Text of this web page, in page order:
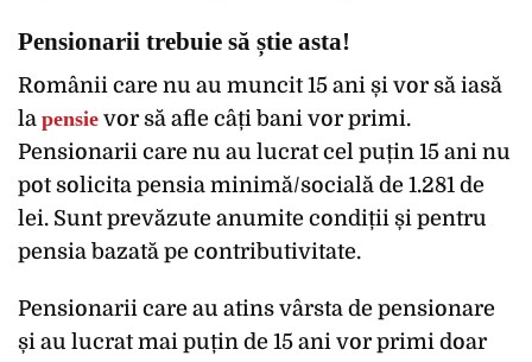
Pensionarii trebuie să știe asta!
Românii care nu au muncit 15 ani și vor să iasă
la pensie vor să afle câți bani vor primi.
Pensionarii care nu au lucrat cel puțin 15 ani nu
pot solicita pensia minimă/socială de 1.281 de
lei. Sunt prevăzute anumite condiții și pentru
pensia bazată pe contributivitate.
Pensionarii care au atins vârsta de pensionare
și au lucrat mai puțin de 15 ani vor primi doar